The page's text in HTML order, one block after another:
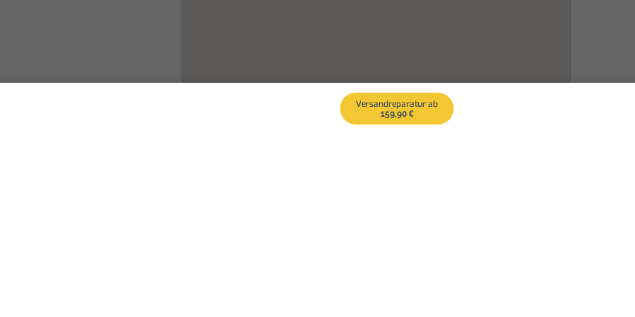
Versandreparatur ab
159,90 €